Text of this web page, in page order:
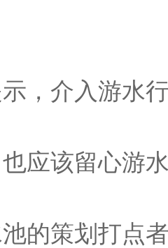
，介入游水
应该留心游
的策划打点